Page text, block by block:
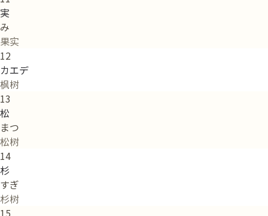
実
み
果实
12
カエデ
枫树
13
松
まつ
松树
14
杉
すぎ
杉树
15